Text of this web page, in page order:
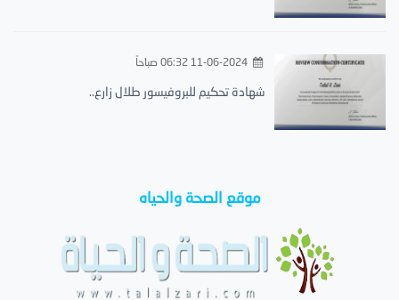
11-06-2024 06:32 صباحاً
شهادة تحكيم للبروفيسور طلال زارع..
موقع الصحة والحياه